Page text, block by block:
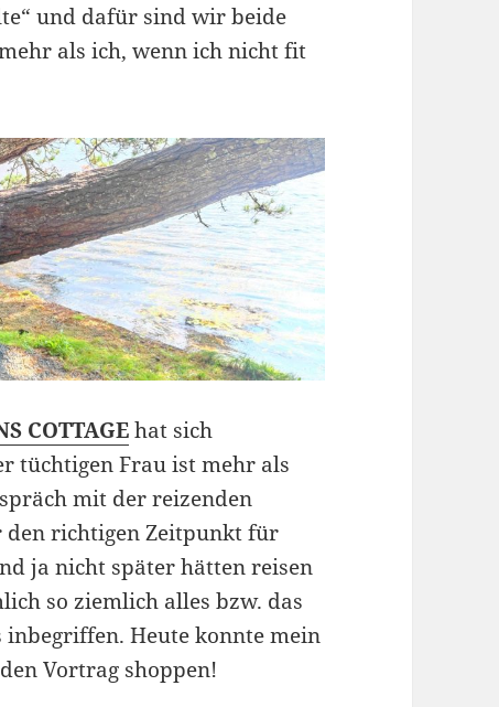
und dafür sind wir beide
als ich, wenn ich nicht fit
COTTAGEhat sich
tüchtigen Frau ist mehr als
mit der reizenden
richtigen Zeitpunkt für
ja nicht später hätten reisen
so ziemlich alles bzw. das
inbegriffen. Heute konnte mein
Vortrag shoppen!